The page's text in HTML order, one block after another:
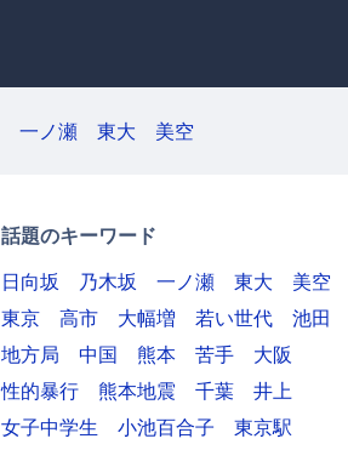
一ノ瀬 東大 美空
話題のキーワード
日向坂
乃木坂 一ノ瀬 東大
美空
東京
高市 大幅増 若い世代
池田
地方局
中国 熊本 苦手
大阪
性的暴行
熊本地震 千葉
井上
女子中学生
小池百合子
東京駅